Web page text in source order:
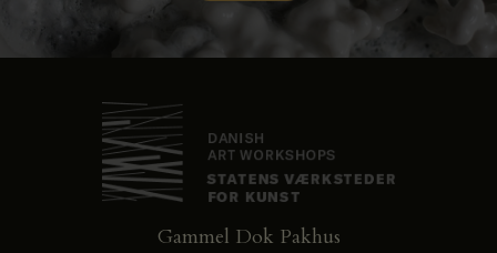
Gammel Dok Pakhus